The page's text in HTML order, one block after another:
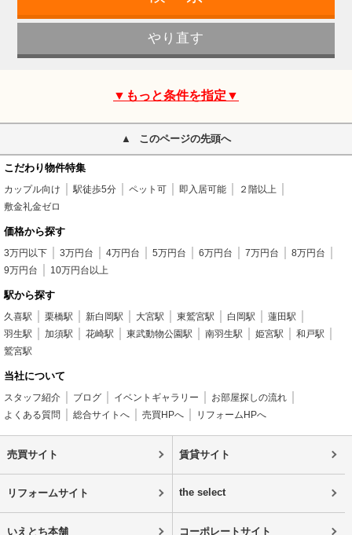
▼もっと条件を指定▼
このページの先頭へ
こだわり物件特集
カップル向け 駅徒歩5分 ペット可 即入居可能
２階以上
敷金礼金ゼロ
価格から探す
3万円以下 3万円台 4万円台 5万円台 6万円台 7万円台
8万円台
9万円台
10万円台以上
駅から探す
久喜駅 栗橋駅 新白岡駅 大宮駅 東鷲宮駅 白岡駅
蓮田駅
羽生駅
加須駅 花崎駅 東武動物公園駅 南羽生駅 姫宮駅
和戸駅
鷲宮駅
当社について
スタッフ紹介 ブログ イベントギャラリー
お部屋探しの流れ
よくある質問
総合サイトへ 売買HPへ リフォームHPへ
売買サイト 賃貸サイト
リフォームサイト the select
いえとち本舗 コーポレートサイト